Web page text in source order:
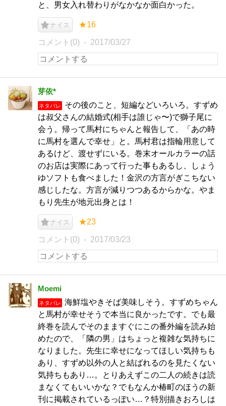
と、男女入れ替わりがなかなか面白かった。
ナイス ★16
コメント(0) 2017/03/27
芽依*
ネタバレ
その後のこと、短編などいろいろ。すずめ
は叔父さんの結婚式(相手は誰じゃ〜)で獅子尾に
会う。帰って馬村にちゃんと報告して、「あの時
に馬村を選んで幸せ」と。馬村君は指輪用意して
あるけど、渡せずにいる。巻末オールカラーの話
のお店は実際にあって行った事もあるし、しょう
ゆソフトも食べました！金沢の方言がぎこちない
感じしたな。方言が減りつつあるからかな。やま
もり先生が地元出身とは！
ナイス ★23
コメント(0) 2017/03/23
Moemi
ネタバレ
海鮮塩やきそば美味しそう。すずめちゃん
と馬村が幸せそうで本当に良かったです。でも最
終巻を読んでそのまますぐにこの番外編を読み始
めたので、「隣の男」はちょっと複雑な気持ちに
なりました。先生に幸せになってほしい気持ちも
あり、すずめ以外の人と結ばれるのを見たくない
気持ちもあり…。とりあえずこの二人の続きは読
まなくてもいいかな？でもなんか椿町のほうの新
刊に掲載されているっぽい…？特別描きおろしは